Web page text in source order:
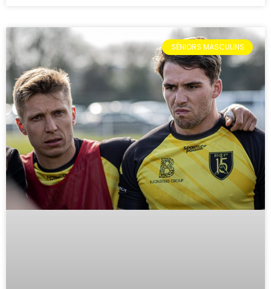
SÉNIORS MASCULINS